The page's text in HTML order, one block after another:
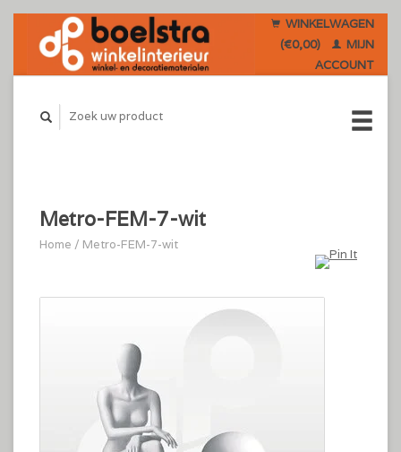
WINKELWAGEN
(€0,00)
MIJN
ACCOUNT
Metro-FEM-7-wit
Home / Metro-FEM-7-wit